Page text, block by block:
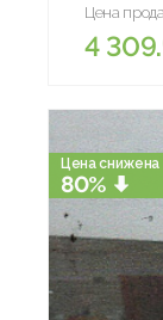
Цена
4
Цена снижена
80%